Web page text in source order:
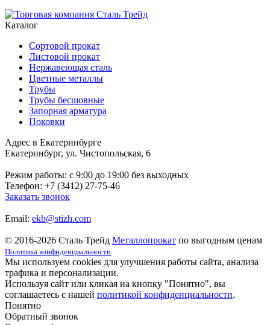
Каталог
Сортовой прокат
Листовой прокат
Нержавеющая сталь
Цветные металлы
Трубы
Трубы бесшовные
Запорная арматура
Поковки
Адрес в Екатеринбурге
Екатеринбург, ул. Чистопольская, 6
Режим работы: c 9:00 до 19:00 без выходных
Телефон: +7 (3412) 27-75-46
Заказать звонок
Email: ekb@stizh.com
© 2016-2026 Сталь Трейд Металлопрокат по выгодным ценам
Политика конфиденциальности
Мы используем cookies для улучшения работы сайта, анализа
трафика и персонализации.
Используя сайт или кликая на кнопку "Понятно", вы
соглашаетесь с нашей политикой конфиденциальности.
Понятно
Обратный звонок